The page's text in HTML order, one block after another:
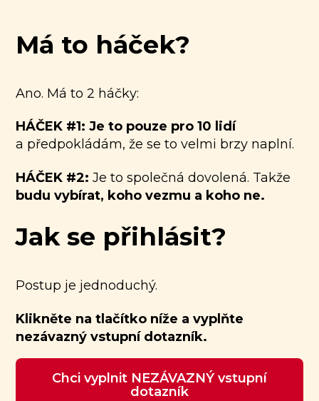
Má to háček?
Ano. Má to 2 háčky:
HÁČEK #1: Je to pouze pro 10 lidí
a předpokládám, že se to velmi brzy naplní.
HÁČEK #2: Je to společná dovolená. Takže
budu vybírat, koho vezmu a koho ne.
Jak se přihlásit?
Postup je jednoduchý.
Klikněte na tlačítko níže a vyplňte
nezávazný vstupní dotazník.
Chci vyplnit NEZÁVAZNÝ vstupní
dotazník